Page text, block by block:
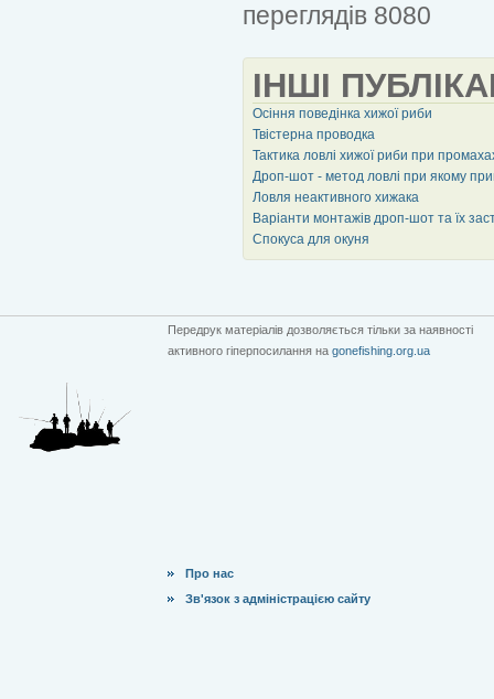
переглядів 8080
ІНШІ
Осіння поведінка хижої риби
Твістерна проводка
Тактика ловлі хижої риби при
Дроп-шот - метод ловлі при якому
Ловля неактивного хижака
Варіанти монтажів дроп-шот та їх
Спокуса для окуня
Передрук матеріалів дозволяється тільки за наявності
активного гіперпосилання на gonefishing.org.ua
Про нас
Зв'язок з адміністрацією сайту